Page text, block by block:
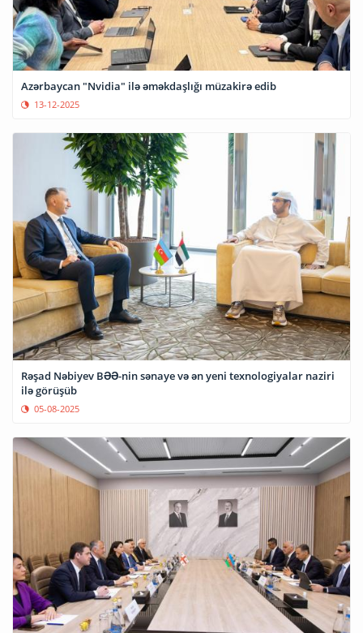
Azərbaycan "Nvidia" ilə əməkdaşlığı müzakirə edib
13-12-2025
Rəşad Nəbiyev BƏƏ-nin sənaye və ən yeni texnologiyalar naziri
ilə görüşüb
05-08-2025